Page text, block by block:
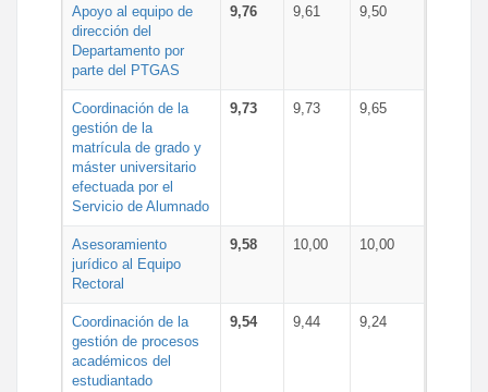
Apoyo al equipo de
dirección del
Departamento por
parte del PTGAS
9,76 9,61 9,50
Coordinación de la
gestión de la
matrícula de grado y
máster universitario
efectuada por el
Servicio de Alumnado
9,73 9,73 9,65
Asesoramiento
jurídico al Equipo
Rectoral
9,58 10,00 10,00
Coordinación de la
gestión de procesos
académicos del
estudiantado
9,54 9,44 9,24